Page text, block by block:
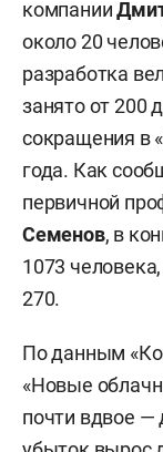
компании
около 20
разработка
занято от 200
сокращения в
года. Как
первичной
Семенов, в
1073
270.
По данным
«Новые
почти вдвое —